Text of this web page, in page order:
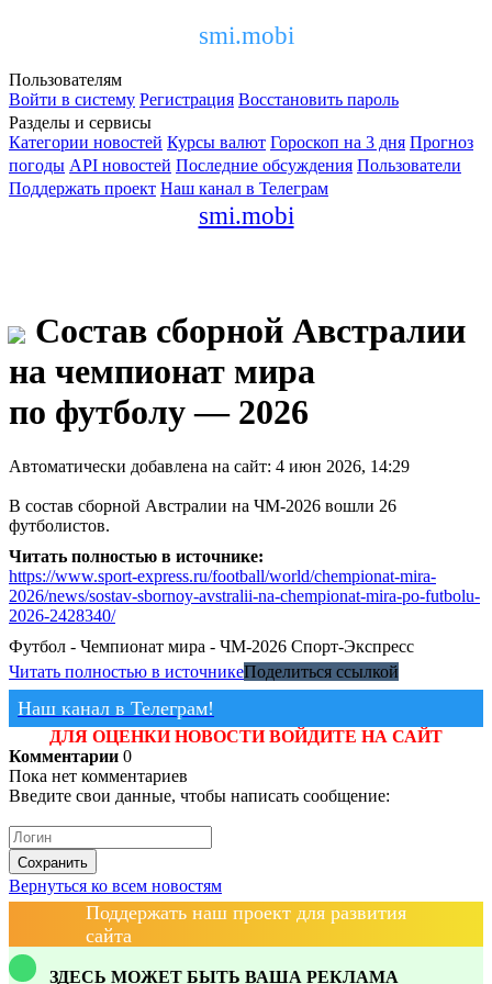
smi.mobi
Пользователям
Войти в систему Регистрация Восстановить пароль
Разделы и сервисы
Категории новостей Курсы валют Гороскоп на 3 дня Прогноз
погоды API новостей Последние обсуждения Пользователи
Поддержать проект Наш канал в Телеграм
smi.mobi
Состав сборной Австралии
на чемпионат мира
по футболу — 2026
Автоматически добавлена на сайт: 4 июн 2026, 14:29
В состав сборной Австралии на ЧМ-2026 вошли 26
футболистов.
Читать полностью в источнике:
https://www.sport-express.ru/football/world/chempionat-mira-
2026/news/sostav-sbornoy-avstralii-na-chempionat-mira-po-futbolu-
2026-2428340/
Футбол - Чемпионат мира - ЧМ-2026 Спорт-Экспресс
Читать полностью в источникеПоделиться ссылкой
Наш канал в Телеграм!
ДЛЯ ОЦЕНКИ НОВОСТИ ВОЙДИТЕ НА САЙТ
Комментарии 0
Пока нет комментариев
Введите свои данные, чтобы написать сообщение:
Сохранить
Вернуться ко всем новостям
Поддержать наш проект для развития
сайта
ЗДЕСЬ МОЖЕТ БЫТЬ ВАША РЕКЛАМА